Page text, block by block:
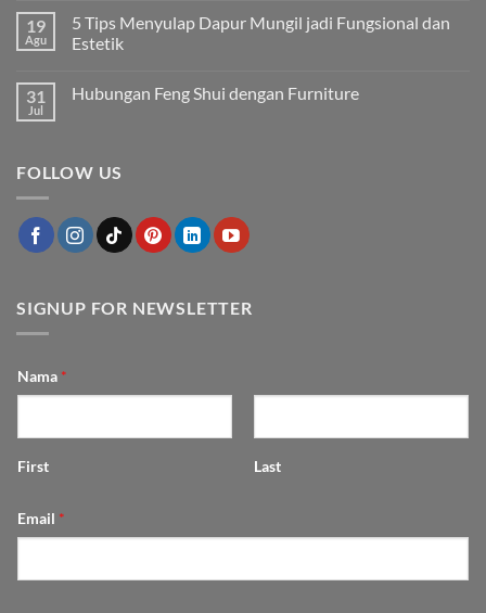
Kayu
yang
Membuat
Mewah
komentar
pada
Cara
Outdoor
tahun
19
Agu
5 Tips Menyulap Dapur Mungil jadi Fungsional dan
Estetik
komentar
Mungil
dan
Estetik
31
Jul
Hubungan Feng Shui dengan Furniture
Hubungan
Furniture
FOLLOW US
SIGNUP FOR NEWSLETTER
Nama *
First Last
Email *